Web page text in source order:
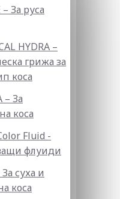
За руса
HYDRA –
грижа за
коса
– За
коса
Fluid -
флуиди
суха и
коса